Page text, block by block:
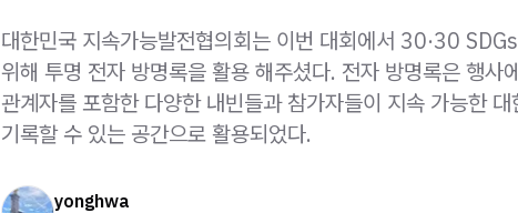
대한민국 지속가능발전협의회는 이번 대회에서 30·30
위해 투명 전자 방명록을 활용 해주셨다. 전자 방명록은 행사
관계자를 포함한 다양한 내빈들과 참가자들이 지속 가능한
기록할 수 있는 공간으로 활용되었다.
yonghwa